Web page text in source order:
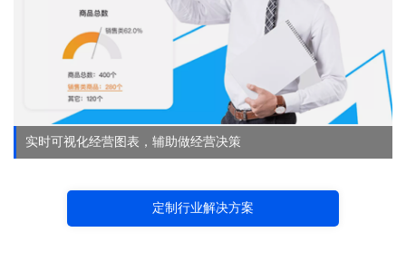
实时可视化经营图表，辅助做经营决策
定制行业解决方案